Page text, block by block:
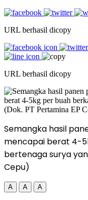
URL berhasil dicopy
URL berhasil dicopy
Semangka hasil
mencapai berat 4-
bertenaga surya
Cepu)
A A A